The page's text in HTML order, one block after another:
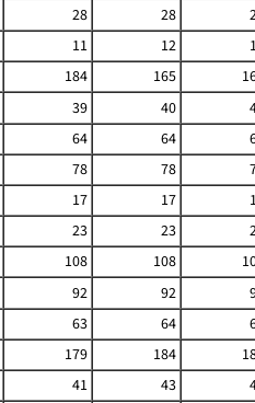
28 28
11 12
184 165
39 40
64 64
78 78
17 17
23 23
108 108
92 92
63 64
179 184
41 43